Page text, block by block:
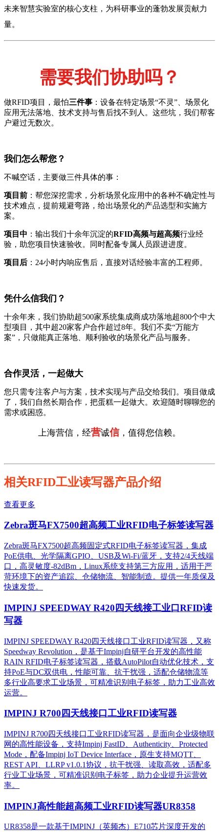
未来智慧实验室的核心支柱，为科研事业的蓬勃发展贡献力
量。
需要我们协助吗？
做RFID项目，最怕三件事 ：设备在特定场景“不灵”、场景化
应用无法落地、技术支持与售后找不到人。这些坑，我们帮客
户避过无数次。
我们怎么帮您？
不喊空话，主要做三件具体的事：
项目前 ：帮您深挖需求，分析场景化应用中的各种不确定性与
技术难点，提前规避弯路，给出场景化的产品选型和实施方
案。
项目中 ：输出我们十余年沉淀的RFID高频与超高频行业经
验，助您项目快速验收。同时配备专属人员跟进进度。
项目后 ：24小时内响应售后，直接对话经验丰富的工程师。
凭什么信我们？
十余年来，我们协助超500家系统集成商成功落地超800个中大
型项目，其中超20家客户合作超过8年。我们不卖“万能方
案”，只做能真正落地、顺利验收的场景化产品与服务。
合作灵活，一起做大
您只需专注客户与方案，技术实现与产品交给我们。项目做成
了，我们自然长期合作，把蛋糕一起做大。欢迎随时聊聊您的
需求或困惑。
上海营信，经营诚信，值得您信赖。
相关RFID工业读写器产品介绍
查看更多
Zebra斑马FX7500超高频工业RFID电子标签读写器
Zebra斑马FX7500超高频固定式RFID电子标签读写器，集成
PoE供电、光学隔离GPIO、USB及Wi-Fi/蓝牙，支持2/4天线端
口，高灵敏度-82dBm，Linux系统支持第三方应用，适用于严
苛环境下的资产追踪、仓储物流、智能制造。提供一年质保及
快速发货。
IMPINJ SPEEDWAY R420四天线接工业口RFID读
写器
IMPINJ SPEEDWAY R420四天线接口工业RFID读写器，又称
Speedway Revolution，是基于Impinj自研平台开发的高性能
RAIN RFID电子标签读写器，搭载AutoPilot自动优化技术，支
持PoE与DC双供电，性能可靠、抗干扰强，适配仓储物流等
多行业高要求工业场景，可精准识别电子标签，助力工业高效
运营。​
IMPINJ R700四天线接口工业RFID读写器
IMPINJ R700四天线接口工业RFID读写器，是面向企业级物联
网的高性能设备，支持Impinj FastID、Authenticity、Protected
Mode，配备Impinj IoT Device Interface，原生支持MQTT、
REST API、LLRP v1.0.1协议，抗干扰强、读取高效，适配多
行业工业场景，可精准识别电子标签，助力企业提升运营效
率。
IMPINJ高性能超高频工业RFID读写器UR8358
UR8358是一款基于IMPINJ（英频杰）E710芯片深度开发的